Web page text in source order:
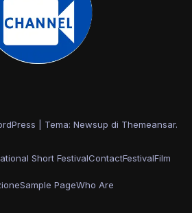
Tema: Newsup di Themeansar.
Short FestivalContactFestivalFilm
Sample PageWho Are